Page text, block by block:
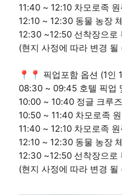
11:40 ~ 12:10 차모로족
12:10 ~ 12:30 동물 농장
12:30 ~12:50 선착장으로
(현지 사정에 따라 변경 될
📍📍 픽업포함 옵션 (1인
08:30 ~ 09:45 호텔 픽업
10:00 ~ 10:40 정글 크루
10:50 ~ 11:40 차모로족
11:40 ~ 12:10 차모로족
12:10 ~ 12:30 동물 농장
12:30 ~12:50 선착장으로
(현지 사정에 따라 변경 될